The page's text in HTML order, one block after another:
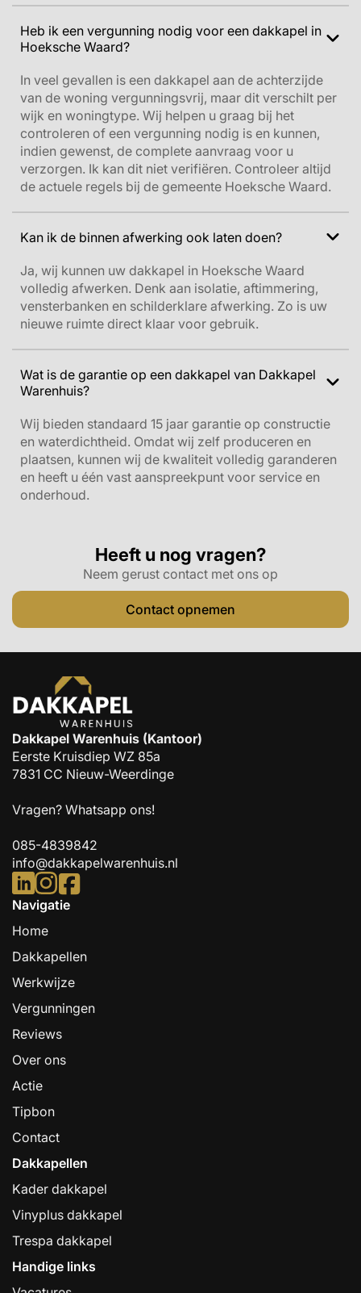
Heb ik een vergunning nodig voor een dakkapel in
Hoeksche Waard?
In veel gevallen is een dakkapel aan de achterzijde
van de woning vergunningsvrij, maar dit verschilt per
wijk en woningtype. Wij helpen u graag bij het
controleren of een vergunning nodig is en kunnen,
indien gewenst, de complete aanvraag voor u
verzorgen. Ik kan dit niet verifiëren. Controleer altijd
de actuele regels bij de gemeente Hoeksche Waard.
Kan ik de binnen afwerking ook laten doen?
Ja, wij kunnen uw dakkapel in Hoeksche Waard
volledig afwerken. Denk aan isolatie, aftimmering,
vensterbanken en schilderklare afwerking. Zo is uw
nieuwe ruimte direct klaar voor gebruik.
Wat is de garantie op een dakkapel van Dakkapel
Warenhuis?
Wij bieden standaard 15 jaar garantie op constructie
en waterdichtheid. Omdat wij zelf produceren en
plaatsen, kunnen wij de kwaliteit volledig garanderen
en heeft u één vast aanspreekpunt voor service en
onderhoud.
Heeft u nog vragen?
Neem gerust contact met ons op
Contact opnemen
Dakkapel Warenhuis (Kantoor)
Eerste Kruisdiep WZ 85a
7831 CC Nieuw-Weerdinge
Vragen? Whatsapp ons!
085-4839842
info@dakkapelwarenhuis.nl
Navigatie
Home
Dakkapellen
Werkwijze
Vergunningen
Reviews
Over ons
Actie
Tipbon
Contact
Dakkapellen
Kader dakkapel
Vinyplus dakkapel
Trespa dakkapel
Handige links